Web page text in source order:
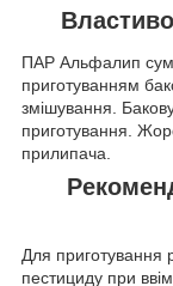
ПАР Альфалип
приготуванням
змішування.
приготування.
прилипача.
Для приготування
пестициду при